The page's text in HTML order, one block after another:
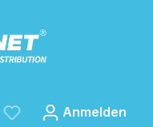
Anmelden